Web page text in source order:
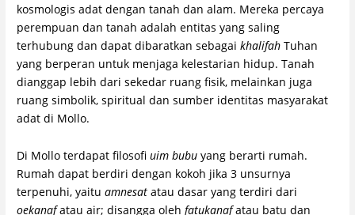
kosmologis adat dengan tanah dan alam. Mereka percaya
perempuan dan tanah adalah entitas yang saling
terhubung dan dapat dibaratkan sebagaikhalifah Tuhan
yang berperan untuk menjaga kelestarian hidup. Tanah
dianggap lebih dari sekedar ruang fisik, melainkan juga
ruang simbolik, spiritual dan sumber identitas masyarakat
adat di Mollo.
Di Mollo terdapat filosofiuim bubu yang berarti rumah.
Rumah dapat berdiri dengan kokoh jika 3 unsurnya
terpenuhi, yaituamnesat atau dasar yang terdiri dari
oekanafatau air; disangga olehfatukanafatau batu dan